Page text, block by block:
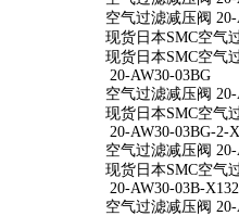
空气过滤减压阀 20-
现货日本SMC空气
现货日本SMC空气
20-AW30-03BG
空气过滤减压阀 20-
现货日本SMC空气
20-AW30-03BG-2-
空气过滤减压阀
现货日本SMC空气
20-AW30-03B-X132
空气过滤减压阀